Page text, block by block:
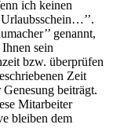
ich keinen
genannt,
sein
bzw. überprüfen
Zeit
beiträgt.
Mitarbeiter
bleiben dem